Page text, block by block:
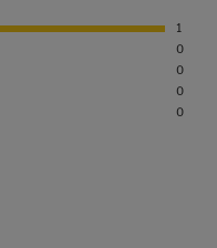
1
0
0
0
0